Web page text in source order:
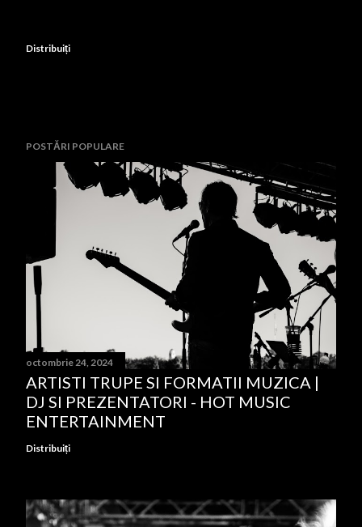
Distribuiți
POSTĂRI POPULARE
octombrie 24, 2024
ARTISTI TRUPE SI FORMATII MUZICA |
DJ SI PREZENTATORI - HOT MUSIC
ENTERTAINMENT
Distribuiți